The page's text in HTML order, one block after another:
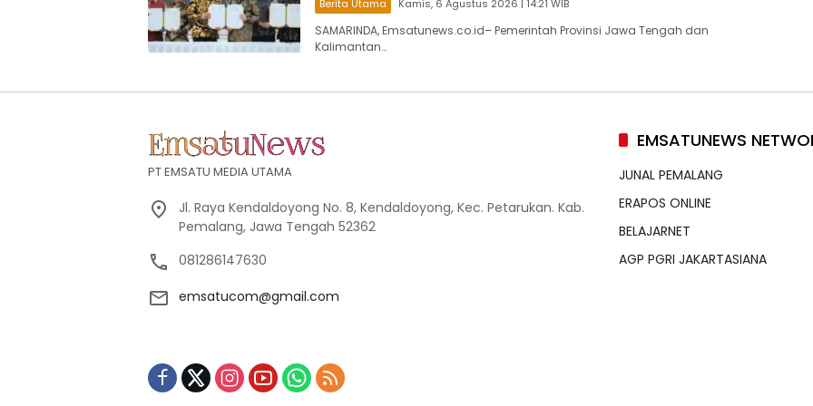
Berita Utama Kamis, 6 Agustus 2026 | 14:21 WIB
SAMARINDA, Emsatunews.co.id– Pemerintah Provinsi Jawa Tengah dan
Kalimantan…
PT EMSATU MEDIA UTAMA
Jl. Raya Kendaldoyong No. 8, Kendaldoyong, Kec. Petarukan. Kab.
Pemalang, Jawa Tengah 52362
081286147630
emsatucom@gmail.com
EMSATUNEWS
JUNAL PEMALANG
ERAPOS ONLINE
BELAJARNET
AGP PGRI JAKARTASIANA